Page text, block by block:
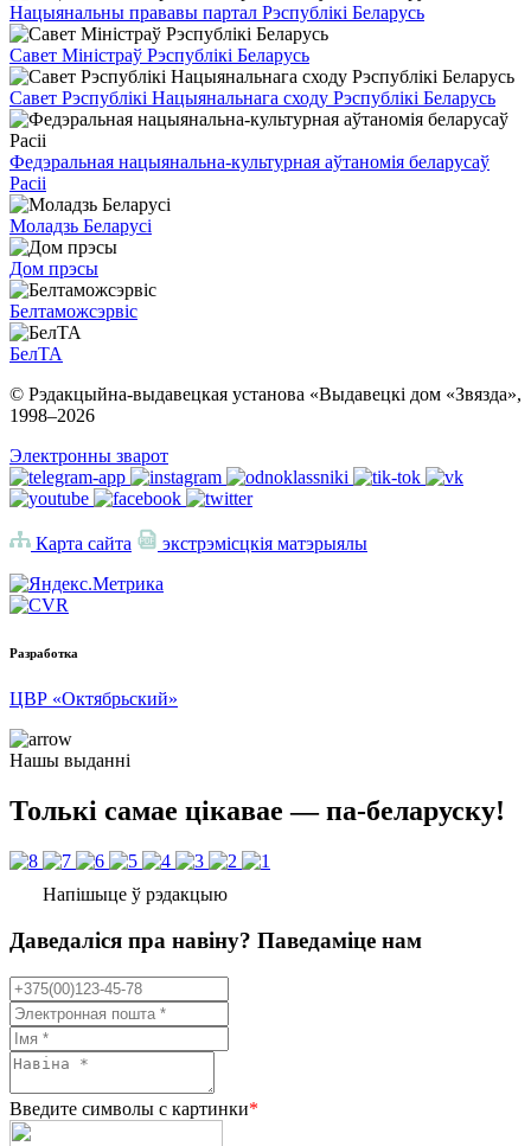
Нацыянальны прававы партал Рэспублікі Беларусь
Савет Міністраў Рэспублікі Беларусь
Савет Рэспублікі Нацыянальнага сходу Рэспублікі Беларусь
Федэральная нацыянальна-культурная аўтаномія беларусаў
Расіі
Моладзь Беларусі
Дом прэсы
Белтаможсэрвіс
БелТА
© Рэдакцыйна-выдавецкая установа «Выдавецкі дом «Звязда»,
1998–2026
Электронны зварот
Карта сайта экстрэмісцкія матэрыялы
Разработка
ЦВР «Октябрьский»
Нашы выданні
Толькі самае цікавае — па-беларуску!
Напішыце ў рэдакцыю
Даведаліся пра навіну? Паведаміце нам
Введите символы с картинки*